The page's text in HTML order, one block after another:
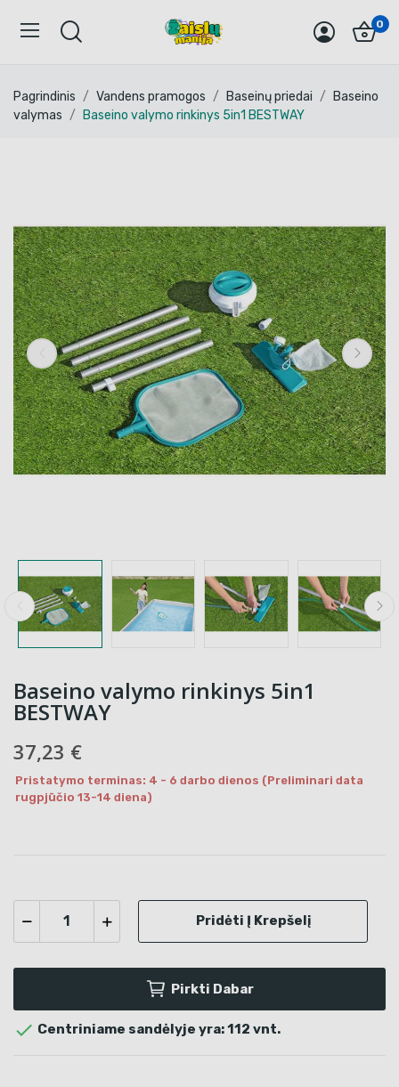
0
Pagrindinis Vandens pramogos Baseinų priedai
Baseino
valymas
Baseino valymo rinkinys 5in1 BESTWAY
Baseino valymo rinkinys 5in1
BESTWAY
37,23 €
Pristatymo terminas: 4 - 6 darbo dienos (Preliminari data
rugpjūčio 13-14 diena)
Pridėti Į Krepšelį
Pirkti Dabar
 Centriniame sandėlyje yra: 112 vnt.